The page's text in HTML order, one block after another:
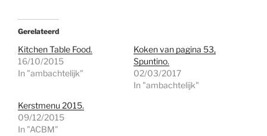
Gerelateerd
Kitchen Table Food.
16/10/2015
In "ambachtelijk"
Koken van pagina 53,
Spuntino.
02/03/2017
In "ambachtelijk"
Kerstmenu 2015.
09/12/2015
In "ACBM"